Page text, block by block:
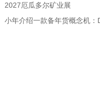
2027厄瓜多尔矿业展
小年介绍一款备年货概念机：